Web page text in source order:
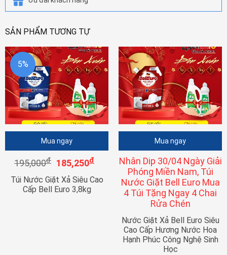
SẢN PHẨM TƯƠNG TỰ
5%
Mua ngay
195,000đ 185,250đ
Túi Nước Giặt Xả Siêu Cao
Cấp Bell Euro 3,8kg
Mua ngay
Nhân Dip 30/04 Ngày Giải
Phóng Miền Nam, Túi
Nước Giặt Bell Euro Mua
4 Túi Tặng Ngay 4 Chai
Rửa Chén
Nước Giặt Xả Bell Euro Siêu
Cao Cấp Hương Nước Hoa
Hạnh Phúc Công Nghệ Sinh
Học